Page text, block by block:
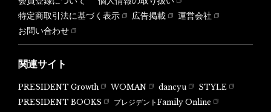
特定商取引法に基づく表示
広告掲載
運営会社
お問い合わせ
関連サイト
PRESIDENT Growth WOMAN dancyu
STYLE
PRESIDENT BOOKS
プレジデントFamily Online